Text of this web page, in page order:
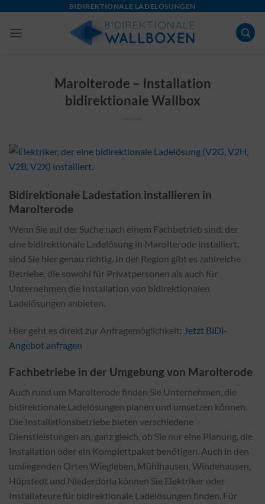
content
BIDIREKTIONALE LADELÖSUNGEN
Marolterode – Installation
bidirektionale Wallbox
Bidirektionale Ladestation installieren in
Marolterode
Wenn Sie auf der Suche nach einem Fachbetrieb sind, der
eine bidirektionale Ladelösung in Marolterode installiert,
sind Sie hier genau richtig. In der Region gibt es zahlreiche
Betriebe, die sowohl für Privatpersonen als auch für
Unternehmen die Installation von bidirektionalen
Ladelösungen anbieten.
Hier geht es direkt zur Anfragemöglichkeit: Jetzt BiDi-
Angebot anfragen
Fachbetriebe in der Umgebung von Marolterode
Auch rund um Marolterode finden Sie Unternehmen, die
bidirektionale Ladelösungen planen und umsetzen können.
Die Installationsbetriebe bieten verschiedene
Dienstleistungen an, ganz gleich, ob Sie nur eine Planung, die
Installation oder ein Komplettpaket benötigen. Auch in den
umliegenden Orten Wiegleben, Mühlhausen, Windehausen,
Hüpstedt und Niederdorla können Sie Elektriker oder
Installateure für bidirektionale Ladelösungen finden. Für